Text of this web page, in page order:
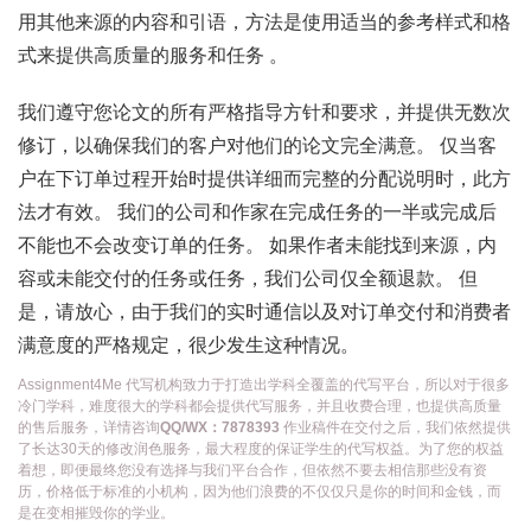
用其他来源的内容和引语，方法是使用适当的参考样式和格
式来提供高质量的服务和任务 。
我们遵守您论文的所有严格指导方针和要求，并提供无数次
修订，以确保我们的客户对他们的论文完全满意。 仅当客
户在下订单过程开始时提供详细而完整的分配说明时，此方
法才有效。 我们的公司和作家在完成任务的一半或完成后
不能也不会改变订单的任务。 如果作者未能找到来源，内
容或未能交付的任务或任务，我们公司仅全额退款。 但
是，请放心，由于我们的实时通信以及对订单交付和消费者
满意度的严格规定，很少发生这种情况。
Assignment4Me 代写机构致力于打造出学科全覆盖的代写平台，所以对于很多
冷门学科，难度很大的学科都会提供代写服务，并且收费合理，也提供高质量
的售后服务，详情咨询QQ/WX：7878393 作业稿件在交付之后，我们依然提供
了长达30天的修改润色服务，最大程度的保证学生的代写权益。为了您的权益
着想，即便最终您没有选择与我们平台合作，但依然不要去相信那些没有资
历，价格低于标准的小机构，因为他们浪费的不仅仅只是你的时间和金钱，而
是在变相摧毁你的学业。